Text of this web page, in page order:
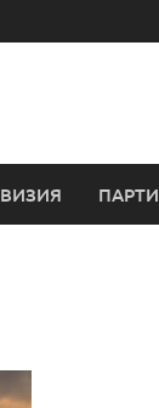
ВИЗИЯ ПАРТИ